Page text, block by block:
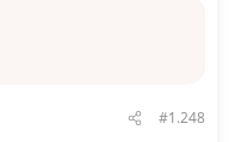
#1.248